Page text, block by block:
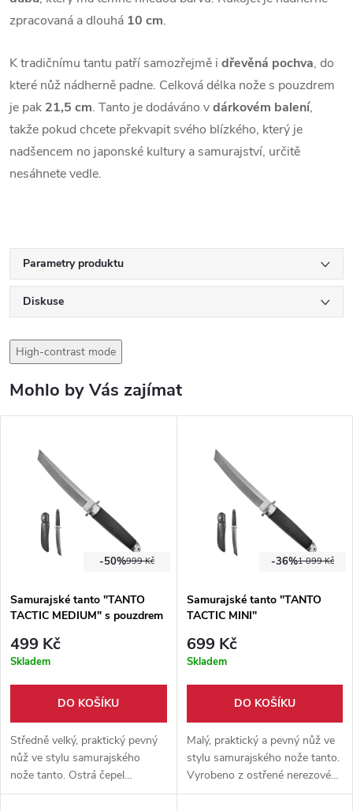
zpracovaná a dlouhá 10 cm.
K tradičnímu tantu patří samozřejmě i dřevěná pochva, do
které nůž nádherně padne. Celková délka nože s pouzdrem
je pak 21,5 cm. Tanto je dodáváno vdárkovém balení,
takže pokud chcete překvapit svého blízkého, který je
nadšencem no japonské kultury a samurajství, určitě
nesáhnete vedle.
Parametry produktu
Diskuse
High-contrast mode
Mohlo by Vás zajímat
999 Kč
-50%
Samurajské tanto "TANTO
TACTIC MEDIUM" s pouzdrem
499 Kč
Skladem
DO KOŠÍKU
Středně velký, praktický pevný
nůž ve stylu samurajského
nože tanto. Ostrá čepel
vyrobena z nerezové oceli s
1 099 Kč
-36%
Samurajské tanto "TANTO
TACTIC MINI"
699 Kč
Skladem
DO KOŠÍKU
Malý, praktický a pevný nůž ve
stylu samurajského nože tanto.
Vyrobeno z ostřené nerezové
oceli. Součástí balení je pevné